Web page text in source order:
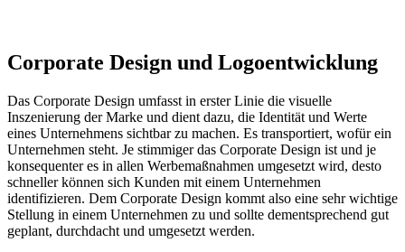
Corporate Design und Logoentwicklung
Das Corporate Design umfasst in erster Linie die visuelle
Inszenierung der Marke und dient dazu, die Identität und Werte
eines Unternehmens sichtbar zu machen. Es transportiert, wofür ein
Unternehmen steht. Je stimmiger das Corporate Design ist und je
konsequenter es in allen Werbemaßnahmen umgesetzt wird, desto
schneller können sich Kunden mit einem Unternehmen
identifizieren. Dem Corporate Design kommt also eine sehr wichtige
Stellung in einem Unternehmen zu und sollte dementsprechend gut
geplant, durchdacht und umgesetzt werden.